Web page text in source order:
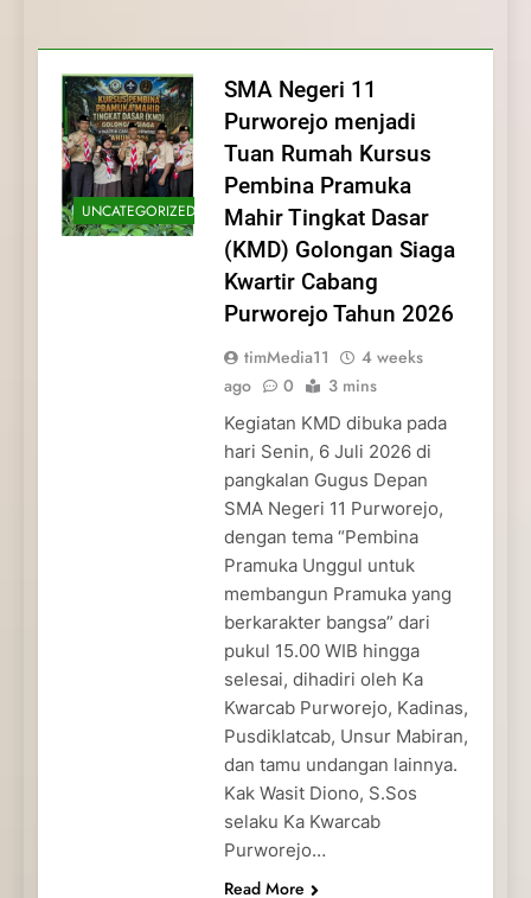
dan Pengabdian Generasi
Pramuka
Pramuka
Kepedulian
UNCATEGORIZED
SMA Negeri 11
Purworejo menjadi
Tuan Rumah Kursus
Pembina Pramuka
Mahir Tingkat Dasar
(KMD) Golongan Siaga
Kwartir Cabang
Purworejo Tahun 2026
timMedia11
4 weeks
ago
0 3 mins
Kegiatan KMD dibuka pada
hari Senin, 6 Juli 2026 di
pangkalan Gugus Depan
SMA Negeri 11 Purworejo,
dengan tema “Pembina
Pramuka Unggul untuk
membangun Pramuka yang
berkarakter bangsa” dari
pukul 15.00 WIB hingga
selesai, dihadiri oleh Ka
Kwarcab Purworejo, Kadinas,
Pusdiklatcab, Unsur Mabiran,
dan tamu undangan lainnya.
Kak Wasit Diono, S.Sos
selaku Ka Kwarcab
Purworejo…
Read More